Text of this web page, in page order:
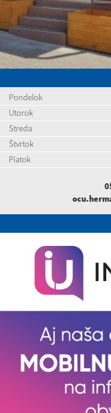
Pondelok
Utorok
Streda
Štvrtok
Piatok